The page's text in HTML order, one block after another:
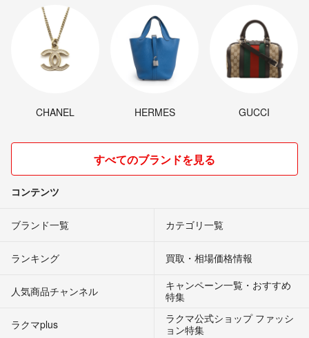
CHANEL HERMES GUCCI
すべてのブランドを見る
コンテンツ
ブランド一覧 カテゴリ一覧
ランキング 買取・相場価格情報
人気商品チャンネル
キャンペーン一覧・おすすめ
特集
ラクマplus
ラクマ公式ショップ ファッシ
ョン特集